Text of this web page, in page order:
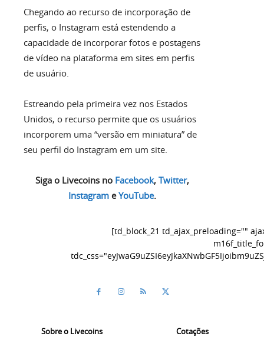
Chegando ao recurso de incorporação de
perfis, o Instagram está estendendo a
capacidade de incorporar fotos e postagens
de vídeo na plataforma em sites em perfis
de usuário.
Estreando pela primeira vez nos Estados
Unidos, o recurso permite que os usuários
incorporem uma “versão em miniatura” de
seu perfil do Instagram em um site.
Siga o Livecoins no Facebook, Twitter,
InstagrameYouTube.
[td_block_21 td_ajax_preloading=""
Sobre o Livecoins Cotações